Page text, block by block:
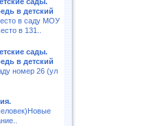
в детский
в саду МОУ
в 131..
сады.
в детский
номер 26 (ул